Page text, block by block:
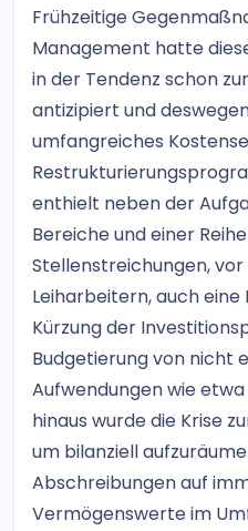
Frühzeitige
Management hatte
in der Tendenz schon
antizipiert und
umfangreiches
enthielt neben der
Bereiche und einer
Stellenstreichungen,
Leiharbeitern, auch
Kürzung der
Budgetierung von nicht
Aufwendungen wie
hinaus wurde die Krise
um bilanziell
Abschreibungen auf
Vermögenswerte im